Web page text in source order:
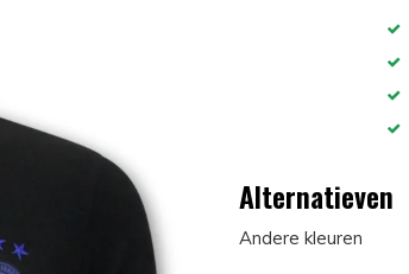
Alternatieven
Andere kleuren